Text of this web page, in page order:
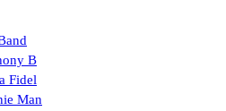
B
Fidel
Man